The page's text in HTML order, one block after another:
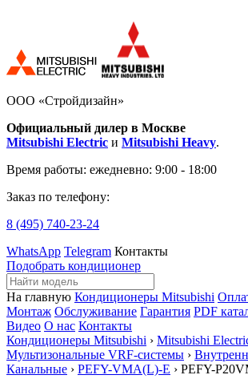
ООО «Стройдизайн»
Официальный дилер в Москве
Mitsubishi Electric и Mitsubishi Heavy.
Время работы: ежедневно: 9:00 - 18:00
Заказ по телефону:
8 (495) 740-23-24
WhatsApp Telegram Контакты
Подобрать кондиционер
На главную Кондиционеры Mitsubishi
Монтаж Обслуживание Гарантия PDF
Видео О нас Контакты
Кондиционеры Mitsubishi › Mitsubishi
Мультизональные VRF-системы ›
Канальные › PEFY-VMA(L)-E › PEFY-